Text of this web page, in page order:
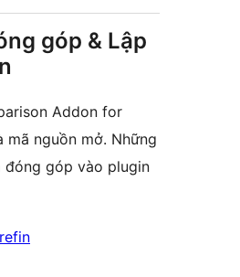
góp & Lập
Addon for
mã nguồn mở. Những
đóng góp vào plugin